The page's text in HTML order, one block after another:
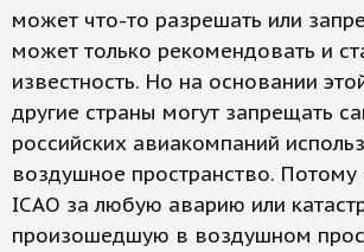
может что-то разрешать или
может только рекомендовать и
известность. Но на основании
другие страны могут запрещать
российских авиакомпаний
воздушное пространство.
ICAO за любую аварию или
произошедшую в воздушном